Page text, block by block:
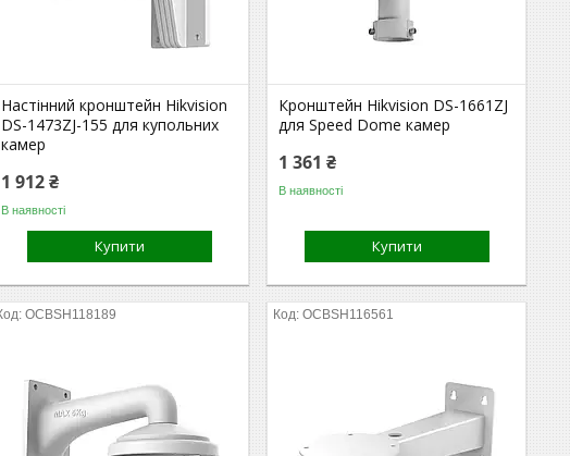
Настінний кронштейн Hikvision
DS-1473ZJ-155 для купольних
камер
1 912 ₴
В наявності
Купити
Кронштейн Hikvision DS-1661ZJ
для Speed Dome камер
1 361 ₴
В наявності
Купити
OCBSH118189 OCBSH116561